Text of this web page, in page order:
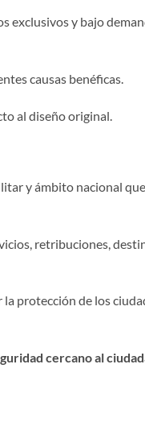
y bajo
causas benéficas.
al diseño original.
y ámbito nacional
retribuciones,
protección de los
cercano al